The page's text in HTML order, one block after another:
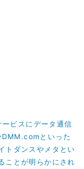
ビスにデータ通信
DMM.comといった
トダンスやメタとい
ことが明らかにされ